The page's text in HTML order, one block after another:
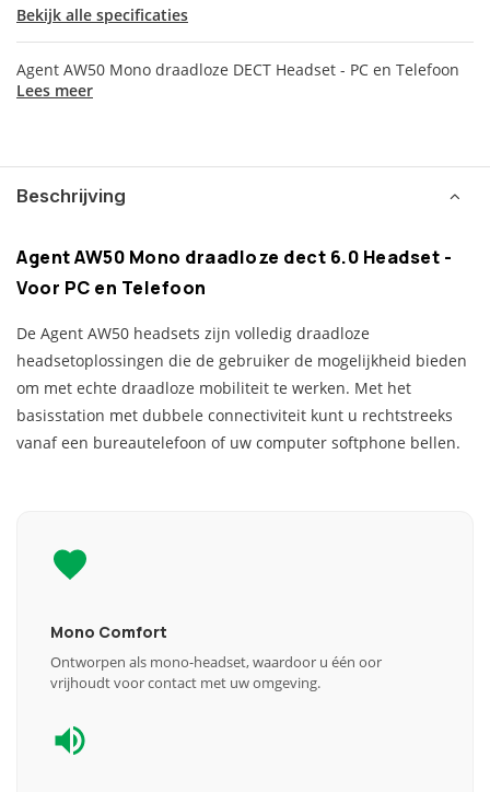
Bekijk alle specificaties
Agent AW50 Mono draadloze DECT Headset - PC en Telefoon
Lees meer
Beschrijving
Agent AW50 Mono draadloze dect 6.0 Headset -
Voor PC en Telefoon
De Agent AW50 headsets zijn volledig draadloze
headsetoplossingen die de gebruiker de mogelijkheid bieden
om met echte draadloze mobiliteit te werken. Met het
basisstation met dubbele connectiviteit kunt u rechtstreeks
vanaf een bureautelefoon of uw computer softphone bellen.
Mono Comfort
Ontworpen als mono-headset, waardoor u één oor
vrijhoudt voor contact met uw omgeving.